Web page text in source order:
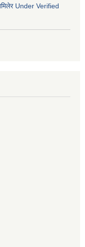
नमिलेर Under Verified